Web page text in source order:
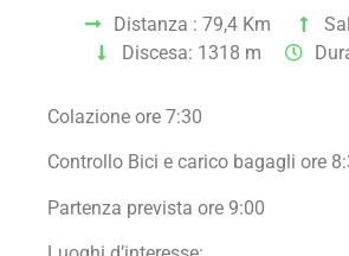
Distanza : 79,4 Km
Discesa: 1318 m
Colazione ore 7:30
Controllo Bici e carico bagagli ore
Partenza prevista ore 9:00